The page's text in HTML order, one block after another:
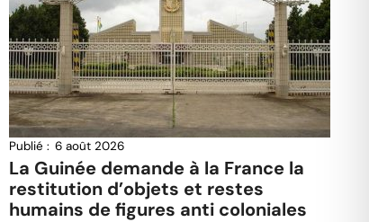
Publié : 6 août 2026
La Guinée demande à la France la
restitution d’objets et restes
humains de figures anti coloniales